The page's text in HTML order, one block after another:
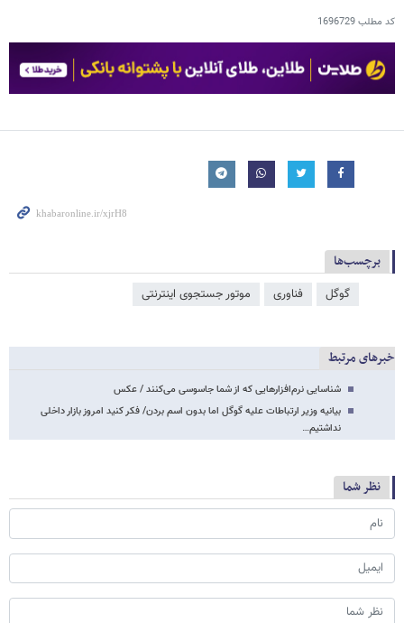
کد مطلب1696729
برچسب‌ها
گوگل فناوری موتور جستجوی اینترنتی
خبرهای مرتبط
شناسایی نرم‌افزارهایی که از شما جاسوسی می‌کنند / عکس
بیانیه وزیر ارتباطات علیه گوگل اما بدون اسم بردن/ فکر کنید امروز بازار داخلی
نداشتیم…
نظر شما